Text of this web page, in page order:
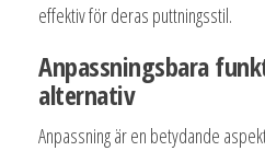
effektiv för deras puttningsstil.
Anpassningsbara
alternativ
Anpassning är en betydande